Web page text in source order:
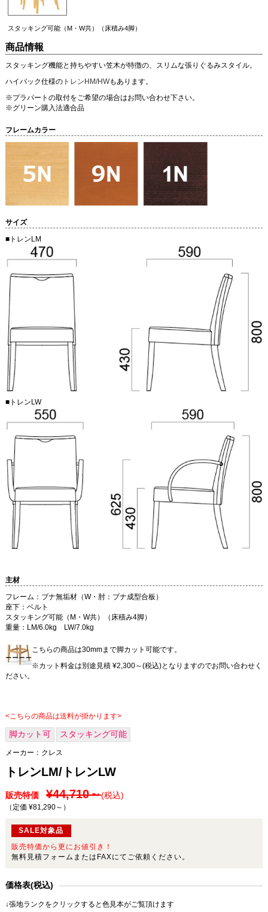
スタッキング可能（M・W共）（床積み4脚）
商品情報
スタッキング機能と持ちやすい笠木が特徴の、スリムな張りぐるみスタイル。
ハイバック仕様のトレンHM/HWもあります。
※プラパートの取付をご希望の場合はお問い合わせ下さい。
※グリーン購入法適合品
フレームカラー
サイズ
■トレンLM
■トレンLW
主材
フレーム：ブナ無垢材（W・肘：ブナ成型合板）
座下：ベルト
スタッキング可能（M・W共）（床積み4脚）
重量：LM/6.0kg LW/7.0kg
こちらの商品は30mmまで脚カット可能です。
※カット料金は別途見積 ¥2,300～(税込)となりますのでお問い合わせく
ださい。
<こちらの商品は送料が掛かります>
脚カット可 スタッキング可能
メーカー： クレス
トレンLM/トレンLW
販売特価 ¥44,710～(税込)
（定価 ¥81,290～ ）
SALE対象品
販売特価から更にお値引き！
無料見積フォームまたはFAXにてご依頼ください。
価格表(税込)
↓張地ランクをクリックすると色見本がご覧頂けます